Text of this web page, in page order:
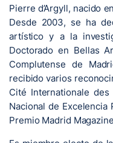
Pierre d’Argyll, nacido
Desde 2003, se ha
artístico y a la
Doctorado en Bellas
Complutense de
recibido varios
Cité Internationale
Nacional de
Premio Madrid